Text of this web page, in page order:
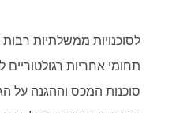
לסוכנויות ממשלתיות
תחומי אחריות רגולטוריים